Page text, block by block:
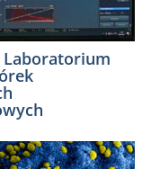
Laboratorium